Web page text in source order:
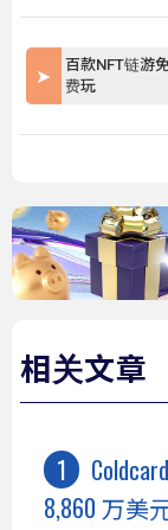
百款NFT链游免
费玩
相关文章
8,860 万美